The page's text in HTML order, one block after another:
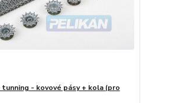
- kovové pásy + kola (pro